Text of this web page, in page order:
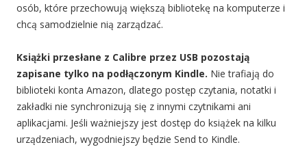
osób, które przechowują większą bibliotekę na komputerze i
chcą samodzielnie nią zarządzać.
Książki przesłane z Calibre przez USB pozostają
zapisane tylko na podłączonym Kindle. Nie trafiają do
biblioteki konta Amazon, dlatego postęp czytania, notatki i
zakładki nie synchronizują się z innymi czytnikami ani
aplikacjami. Jeśli ważniejszy jest dostęp do książek na kilku
urządzeniach, wygodniejszy będzie Send to Kindle.